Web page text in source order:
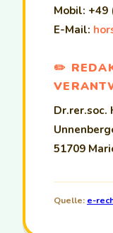
Mobil: +49
E-Mail:
✏️
Dr.rer.soc.
51709
Quelle: e-